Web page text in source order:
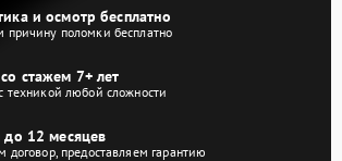
и осмотр бесплатно
причину поломки бесплатно
стажем 7+ лет
техникой любой сложности
до 12 месяцев
договор, предоставляем гарантию